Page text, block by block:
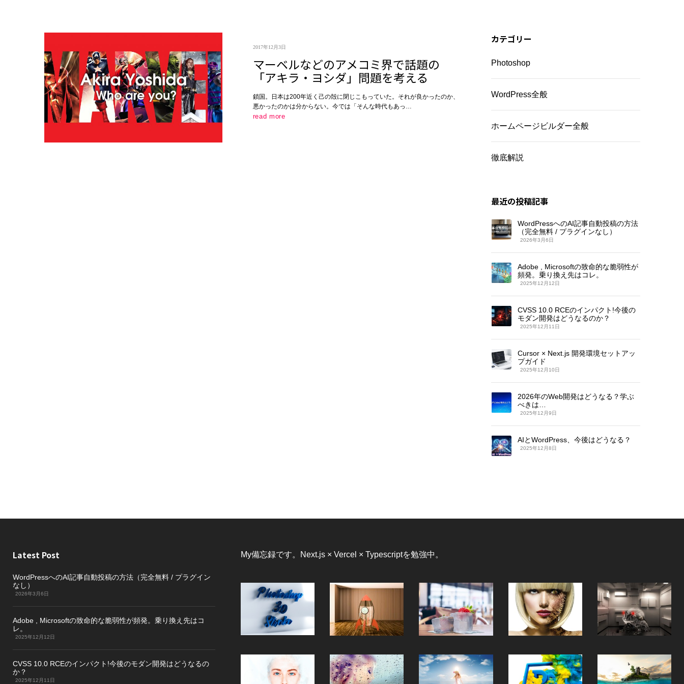
2017年12月3日
マーベルなどのアメコミ界で話題の
「アキラ・ヨシダ」問題を考える
鎖国。日本は200年近く己の殻に閉じこもっていた。それが良かったのか、
悪かったのかは分からない。今では「そんな時代もあっ…
read more
カテゴリー
Photoshop
WordPress全般
ホームページビルダー全般
徹底解説
最近の投稿記事
WordPressへのAI記事自動投稿の方法
（完全無料 / プラグインなし）
2026年3月6日
Adobe , Microsoftの致命的な脆弱性が
頻発。乗り換え先はコレ。
2025年12月12日
CVSS 10.0 RCEのインパクト!今後の
モダン開発はどうなるのか？
2025年12月11日
Cursor × Next.js 開発環境セットアッ
プガイド
2025年12月10日
2026年のWeb開発はどうなる？学ぶ
べきは…
2025年12月9日
AIとWordPress、今後はどうなる？
2025年12月8日
Latest Post
WordPressへのAI記事自動投稿の方法（完全無料 / プラグイン
なし）
2026年3月6日
Adobe , Microsoftの致命的な脆弱性が頻発。乗り換え先はコ
レ。
2025年12月12日
CVSS 10.0 RCEのインパクト!今後のモダン開発はどうなるの
か？
2025年12月11日
My備忘録です。Next.js × Vercel × Typescriptを勉強中。